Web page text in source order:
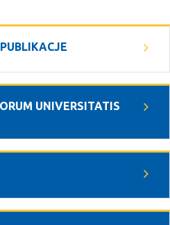
i teologii na
UNIVERSITATIS